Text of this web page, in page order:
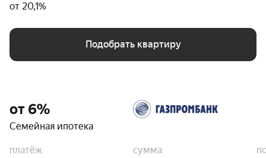
от 20,1%
Подобрать квартиру
от 6%
Семейная ипотека
платёж
сумма